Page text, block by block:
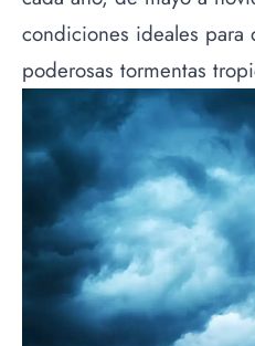
condiciones ideales para
poderosas tormentas